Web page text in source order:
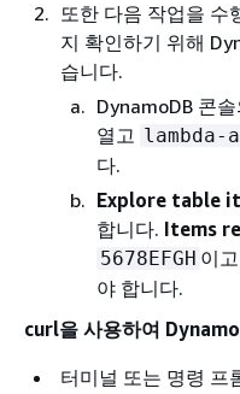
또한 다음 작업을 수
지 확인하기 위해
습니다.
DynamoDB 콘솔
열고 lambda-
다.
Explore table
합니다. Items
5678EFGH 이고
야 합니다.
curl을 사용하여
터미널 또는 명령 프